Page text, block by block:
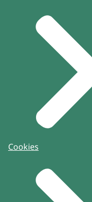
Cookies